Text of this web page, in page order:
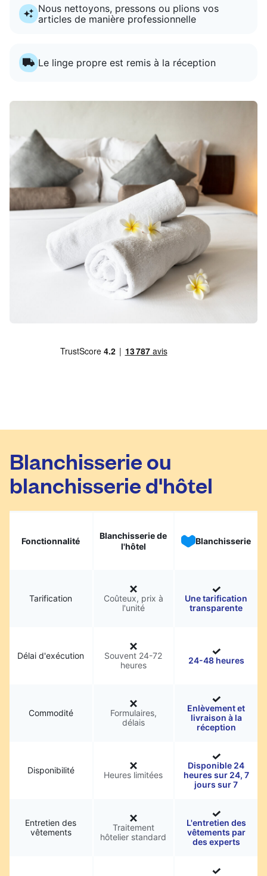
Nous nettoyons, pressons ou plions vos
articles de manière professionnelle
Le linge propre est remis à la réception
Blanchisserie ou
blanchisserie d'hôtel
Fonctionnalité
Blanchisserie de
l'hôtel
Blanchisserie
Tarification
Coûteux, prix à
l'unité
Une tarification
transparente
Délai d'exécution
Souvent 24-72
heures
24-48 heures
Commodité
Formulaires,
délais
Enlèvement et
livraison à la
réception
Disponibilité Heures limitées
Disponible 24
heures sur 24, 7
jours sur 7
Entretien des
vêtements
Traitement
hôtelier standard
L'entretien des
vêtements par
des experts